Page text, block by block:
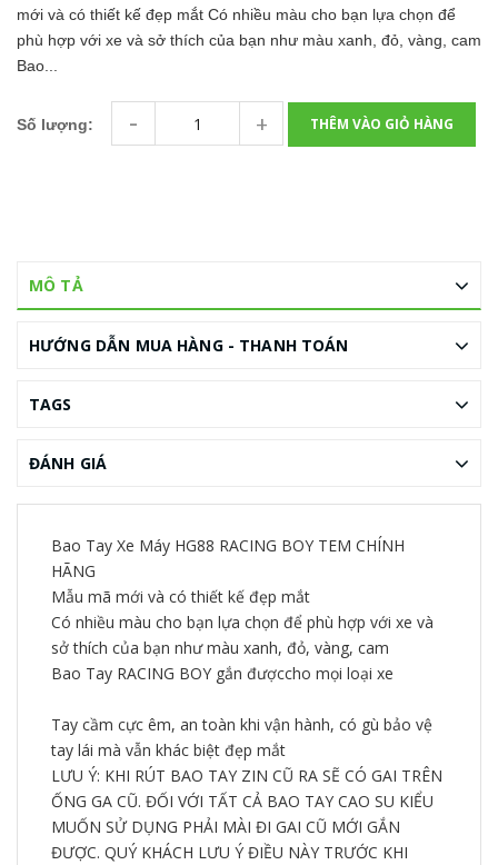
mới và có thiết kế đẹp mắt Có nhiều màu cho bạn lựa chọn để
phù hợp với xe và sở thích của bạn như màu xanh, đỏ, vàng, cam
Bao...
Số lượng: - + THÊM VÀO GIỎ HÀNG
MÔ TẢ
HƯỚNG DẪN MUA HÀNG - THANH TOÁN
TAGS
ĐÁNH GIÁ
Bao Tay Xe Máy HG88 RACING BOY TEM CHÍNH
HÃNG
Mẫu mã mới và có thiết kế đẹp mắt
Có nhiều màu cho bạn lựa chọn để phù hợp với xe và
sở thích của bạn như màu xanh, đỏ, vàng, cam
Bao Tay RACING BOY gắn đượccho mọi loại xe
Tay cầm cực êm, an toàn khi vận hành, có gù bảo vệ
tay lái mà vẫn khác biệt đẹp mắt
LƯU Ý: KHI RÚT BAO TAY ZIN CŨ RA SẼ CÓ GAI TRÊN
ỐNG GA CŨ. ĐỐI VỚI TẤT CẢ BAO TAY CAO SU KIỂU
MUỐN SỬ DỤNG PHẢI MÀI ĐI GAI CŨ MỚI GẮN
ĐƯỢC. QUÝ KHÁCH LƯU Ý ĐIỀU NÀY TRƯỚC KHI